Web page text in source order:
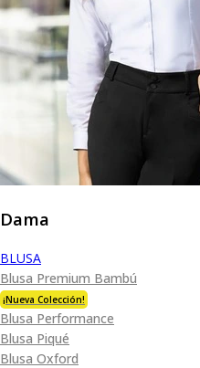
Dama
BLUSA
Blusa Premium Bambú
¡Nueva Colección!
Blusa Performance
Blusa Piqué
Blusa Oxford